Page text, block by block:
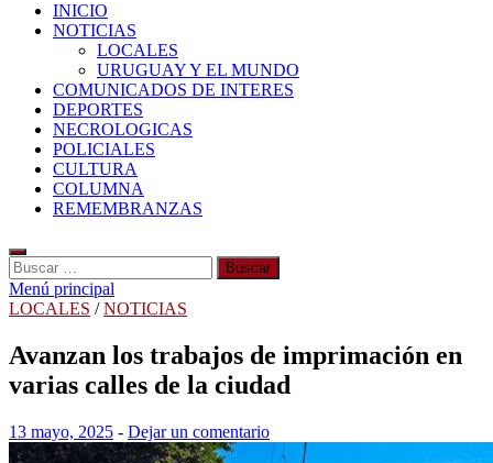
INICIO
NOTICIAS
LOCALES
URUGUAY Y EL MUNDO
COMUNICADOS DE INTERES
DEPORTES
NECROLOGICAS
POLICIALES
CULTURA
COLUMNA
REMEMBRANZAS
Buscar:
Menú principal
LOCALES /NOTICIAS
Avanzan los trabajos de imprimación en
varias calles de la ciudad
13 mayo, 2025 - Dejar un comentario